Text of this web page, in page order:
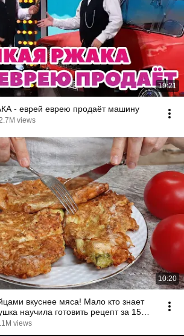
19:21
- еврей еврею продаёт машину
views
10:20
вкуснее мяса! Мало кто знает
научила готовить рецепт за 15
views